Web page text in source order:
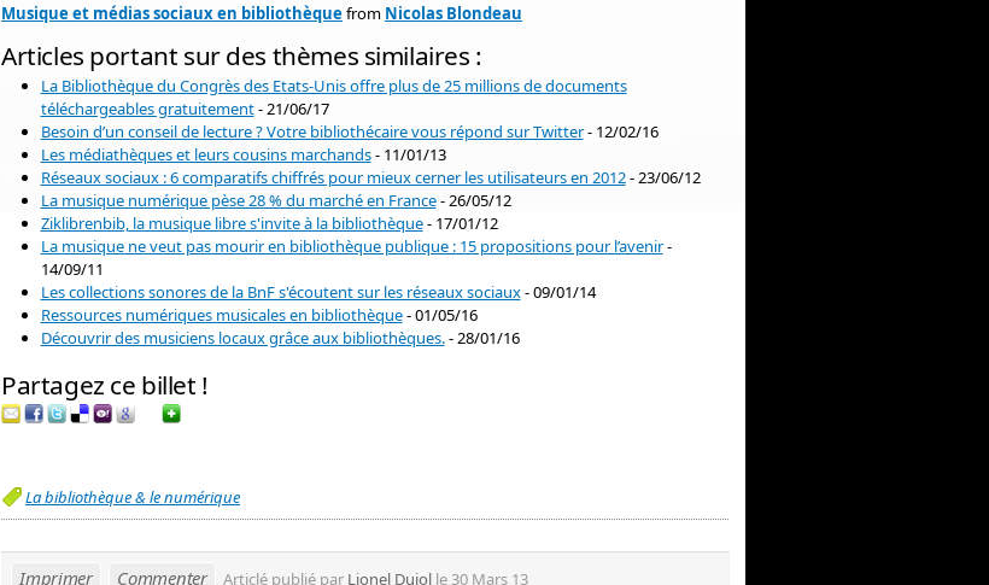
Musique et médias sociaux en bibliothèquefrom Nicolas Blondeau
Articles portant sur des thèmes similaires :
La Bibliothèque du Congrès des Etats-Unis offre plus de 25 millions de documents
téléchargeables gratuitement- 21/06/17
Besoin d’un conseil de lecture ? Votre bibliothécaire vous répond sur Twitter- 12/02/16
Les médiathèques et leurs cousins marchands- 11/01/13
Réseaux sociaux : 6 comparatifs chiffrés pour mieux cerner les utilisateurs en 2012- 23/06/12
La musique numérique pèse 28 % du marché en France- 26/05/12
Ziklibrenbib, la musique libre s'invite à la bibliothèque- 17/01/12
La musique ne veut pas mourir en bibliothèque publique : 15 propositions pour l’avenir-
14/09/11
Les collections sonores de la BnF s'écoutent sur les réseaux sociaux- 09/01/14
Ressources numériques musicales en bibliothèque- 01/05/16
Découvrir des musiciens locaux grâce aux bibliothèques.- 28/01/16
Partagez ce billet !
La bibliothèque & le numérique
Imprimer Commenter Articlé publié par Lionel Dujol le 30 Mars 13